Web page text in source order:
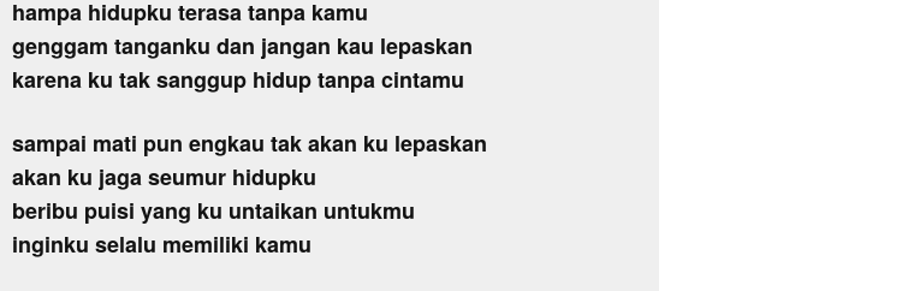
hampa hidupku terasa tanpa kamu
genggam tanganku dan jangan kau lepaskan
karena ku tak sanggup hidup tanpa cintamu
sampai mati pun engkau tak akan ku lepaskan
akan ku jaga seumur hidupku
beribu puisi yang ku untaikan untukmu
inginku selalu memiliki kamu